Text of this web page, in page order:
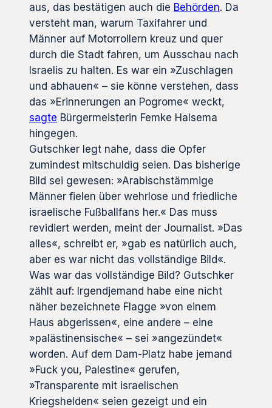
aus, das bestätigen auch die Behörden. Da
versteht man, warum Taxifahrer und
Männer auf Motorrollern kreuz und quer
durch die Stadt fahren, um Ausschau nach
Israelis zu halten. Es war ein »Zuschlagen
und abhauen« – sie könne verstehen, dass
das »Erinnerungen an Pogrome« weckt,
sagte Bürgermeisterin Femke Halsema
hingegen.
Gutschker legt nahe, dass die Opfer
zumindest mitschuldig seien. Das bisherige
Bild sei gewesen: »Arabischstämmige
Männer fielen über wehrlose und friedliche
israelische Fußballfans her.« Das muss
revidiert werden, meint der Journalist. »Das
alles«, schreibt er, »gab es natürlich auch,
aber es war nicht das vollständige Bild«.
Was war das vollständige Bild? Gutschker
zählt auf: Irgendjemand habe eine nicht
näher bezeichnete Flagge »von einem
Haus abgerissen«, eine andere – eine
»palästinensische« – sei »angezündet«
worden. Auf dem Dam-Platz habe jemand
»Fuck you, Palestine« gerufen,
»Transparente mit israelischen
Kriegshelden« seien gezeigt und ein